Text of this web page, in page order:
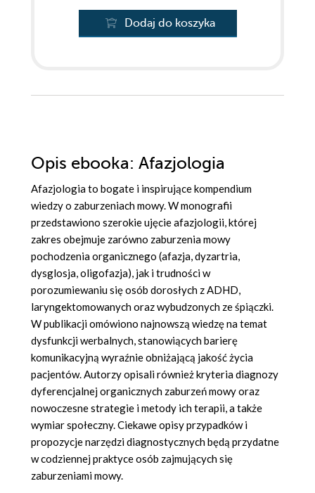
Dodaj do koszyka
Opis ebooka: Afazjologia
Afazjologia to bogate i inspirujące kompendium
wiedzy o zaburzeniach mowy. W monografii
przedstawiono szerokie ujęcie afazjologii, której
zakres obejmuje zarówno zaburzenia mowy
pochodzenia organicznego (afazja, dyzartria,
dysglosja, oligofazja), jak i trudności w
porozumiewaniu się osób dorosłych z ADHD,
laryngektomowanych oraz wybudzonych ze śpiączki.
W publikacji omówiono najnowszą wiedzę na temat
dysfunkcji werbalnych, stanowiących barierę
komunikacyjną wyraźnie obniżającą jakość życia
pacjentów. Autorzy opisali również kryteria diagnozy
dyferencjalnej organicznych zaburzeń mowy oraz
nowoczesne strategie i metody ich terapii, a także
wymiar społeczny. Ciekawe opisy przypadków i
propozycje narzędzi diagnostycznych będą przydatne
w codziennej praktyce osób zajmujących się
zaburzeniami mowy.